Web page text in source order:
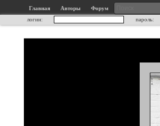
Главная Авторы
Форум
логин:
пароль: